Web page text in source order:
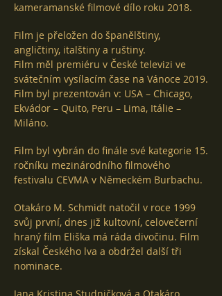
kameramanské filmové dílo roku 2018.
Film je přeložen do španělštiny,
angličtiny, italštiny a ruštiny.
Film měl premiéru v České televizi ve
svátečním vysílacím čase na Vánoce 2019.
Film byl prezentován v: USA – Chicago,
Ekvádor – Quito, Peru – Lima, Itálie –
Miláno.
Film byl vybrán do finále své kategorie 15.
ročníku mezinárodního filmového
festivalu CEVMA v Německém Burbachu.
Otakáro M. Schmidt natočil v roce 1999
svůj první, dnes již kultovní, celovečerní
hraný film Eliška má ráda divočinu. Film
získal Českého lva a obdržel další tři
nominace.